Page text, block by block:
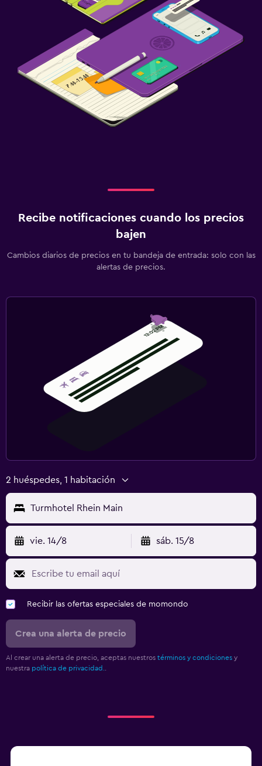
Recibe notificaciones cuando los precios
bajen
Cambios diarios de precios en tu bandeja de entrada: solo con las
alertas de precios.
2 huéspedes, 1 habitación
Turmhotel Rhein Main
vie. 14/8 sáb. 15/8
Recibir las ofertas especiales de momondo
Crea una alerta de precio
Al crear una alerta de precio, aceptas nuestros términos y condiciones y
nuestra política de privacidad.